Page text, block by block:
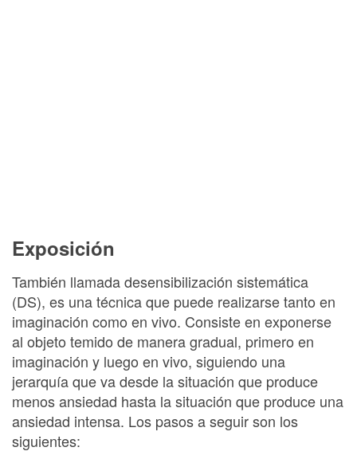
Exposición
También llamada desensibilización sistemática
(DS), es una técnica que puede realizarse tanto en
imaginación como en vivo. Consiste en exponerse
al objeto temido de manera gradual, primero en
imaginación y luego en vivo, siguiendo una
jerarquía que va desde la situación que produce
menos ansiedad hasta la situación que produce una
ansiedad intensa. Los pasos a seguir son los
siguientes: